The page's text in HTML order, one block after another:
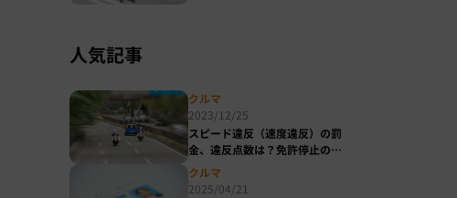
人気記事
クルマ
2023/12/25
スピード違反（速度違反）の罰
金、違反点数は？免許停止のラ
イン、取り締まり方法について
も知ろう
クルマ
2025/04/21